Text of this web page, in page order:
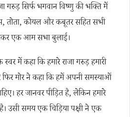
गरुड़ सिर्फ भगवान विष्णु की भक्ति में
तोता, कोयल और कबूतर सहित सभी
एक आम सभा बुलाई।
में कहा कि हमारे राजा गरुड़ हमारी
मोर ने कहा कि हमें अपनी समस्याओं
हर जानवर पीड़ित है, लेकिन हमारे
उसी समय एक चिड़िया पक्षी ने एक